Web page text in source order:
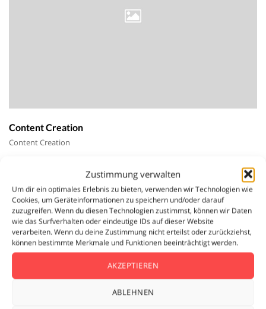
Zustimmung verwalten
Um dir ein optimales Erlebnis zu bieten, verwenden wir Technologien wie
Cookies, um Geräteinformationen zu speichern und/oder darauf
zuzugreifen. Wenn du diesen Technologien zustimmst, können wir Daten
wie das Surfverhalten oder eindeutige IDs auf dieser Website
verarbeiten. Wenn du deine Zustimmung nicht erteilst oder zurückziehst,
können bestimmte Merkmale und Funktionen beeinträchtigt werden.
AKZEPTIEREN
ABLEHNEN
Content Creation
Content Creation